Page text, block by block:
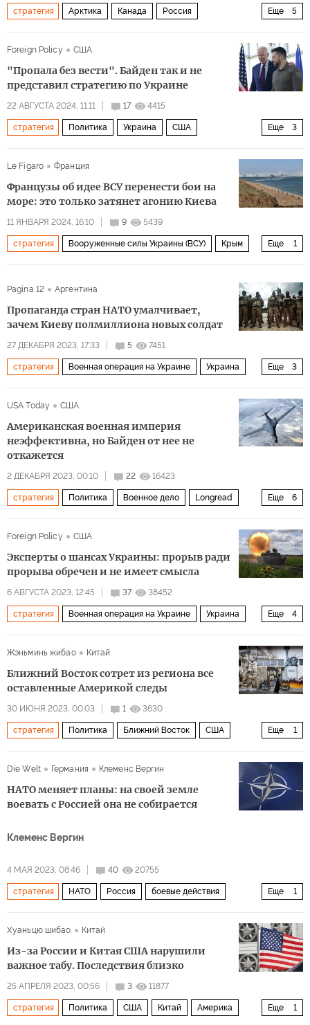
Еще 5
стратегия Арктика Канада Россия
Foreign Policy США
"Пропала без вести". Байден так и не
представил стратегию по Украине
22 АВГУСТА 2024, 11:11 17 4415
Еще 3
стратегия Политика Украина США
Le Figaro
Франция
Французы об идее ВСУ перенести бои на
море: это только затянет агонию Киева
11 ЯНВАРЯ 2024, 16:10 9 5439
Еще 1
стратегия Вооруженные силы Украины (ВСУ) Крым
Pagina 12 Аргентина
Пропаганда стран НАТО умалчивает,
зачем Киеву полмиллиона новых солдат
27 ДЕКАБРЯ 2023, 17:33 5 7451
Еще 3
стратегия Военная операция на Украине Украина
USA Today
США
Американская военная империя
неэффективна, но Байден от нее не
откажется
2 ДЕКАБРЯ 2023, 00:10 22 16423
Еще 6
стратегия Политика Военное дело Longread
пересмотр условий
Foreign Policy США
Эксперты о шансах Украины: прорыв ради
прорыва обречен и не имеет смысла
6 АВГУСТА 2023, 12:45 37 38452
Еще 4
стратегия Военная операция на Украине Украина
Жэньминь жибао Китай
Ближний Восток сотрет из региона все
оставленные Америкой следы
30 ИЮНЯ 2023, 00:03 1 3630
Еще 1
стратегия Политика Ближний Восток США
Die Welt
Германия Клеменс Вергин
НАТО меняет планы: на своей земле
воевать с Россией она не собирается
Клеменс Вергин
4 МАЯ 2023, 08:46 40 20755
Еще 1
стратегия НАТО Россия боевые действия
Хуаньцю шибао
Китай
Из-за России и Китая США нарушили
важное табу. Последствия близко
25 АПРЕЛЯ 2023, 00:56 3 11877
Еще 1
стратегия Политика США Китай Америка